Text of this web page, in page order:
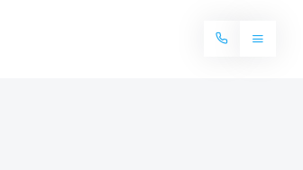
Toggle